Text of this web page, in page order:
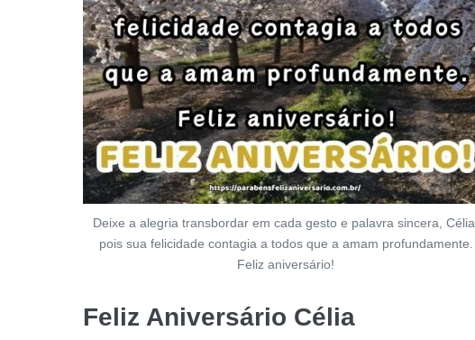
Deixe a alegria transbordar em cada gesto e palavra sincera, Célia,
pois sua felicidade contagia a todos que a amam profundamente.
Feliz aniversário!
Feliz Aniversário Célia